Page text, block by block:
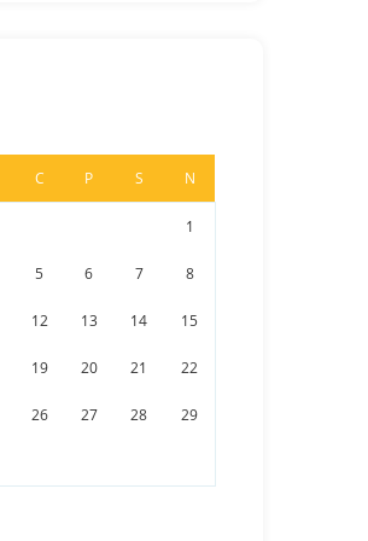
C P S N
1
5 6 7 8
12 13 14 15
19 20 21 22
26 27 28 29